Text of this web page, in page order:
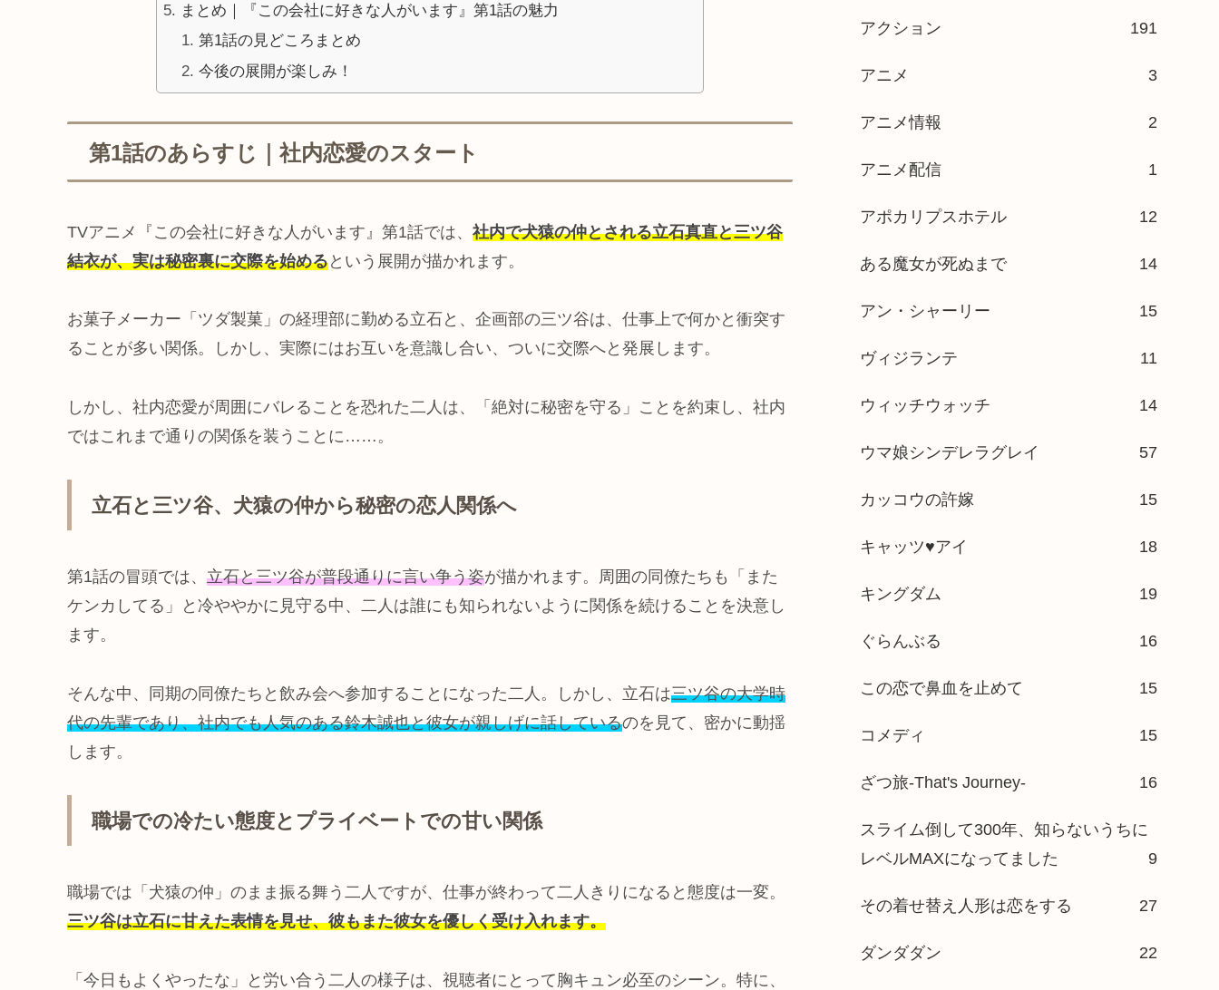
まとめ｜『この会社に好きな人がいます』第1話の魅力
第1話の見どころまとめ
今後の展開が楽しみ！
第1話のあらすじ｜社内恋愛のスタート
TVアニメ『この会社に好きな人がいます』第1話では、 社内で犬猿の仲とされる立石真直と三ツ谷
結衣が、実は秘密裏に交際を始めるという展開が描かれます。
お菓子メーカー「ツダ製菓」の経理部に勤める立石と、企画部の三ツ谷は、仕事上で何かと衝突す
ることが多い関係。しかし、実際にはお互いを意識し合い、ついに交際へと発展します。
しかし、社内恋愛が周囲にバレることを恐れた二人は、「絶対に秘密を守る」ことを約束し、社内
ではこれまで通りの関係を装うことに……。
立石と三ツ谷、犬猿の仲から秘密の恋人関係へ
第1話の冒頭では、 立石と三ツ谷が普段通りに言い争う姿が描かれます。周囲の同僚たちも「また
ケンカしてる」と冷ややかに見守る中、二人は誰にも知られないように関係を続けることを決意し
ます。
そんな中、同期の同僚たちと飲み会へ参加することになった二人。しかし、立石は三ツ谷の大学時
代の先輩であり、社内でも人気のある鈴木誠也と彼女が親しげに話しているのを見て、密かに動揺
します。
職場での冷たい態度とプライベートでの甘い関係
職場では「犬猿の仲」のまま振る舞う二人ですが、仕事が終わって二人きりになると態度は一変。
三ツ谷は立石に甘えた表情を見せ、彼もまた彼女を優しく受け入れます。
「今日もよくやったな」と労い合う二人の様子は、視聴者にとって胸キュン必至のシーン。特に、
アクション 191
アニメ 3
アニメ情報 2
アニメ配信 1
アポカリプスホテル 12
ある魔女が死ぬまで 14
アン・シャーリー 15
ヴィジランテ 11
ウィッチウォッチ 14
ウマ娘シンデレラグレイ 57
カッコウの許嫁 15
キャッツ♥アイ 18
キングダム 19
ぐらんぶる 16
この恋で鼻血を止めて 15
コメディ 15
ざつ旅-That's Journey- 16
スライム倒して300年、知らないうちに
レベルMAXになってました
9
その着せ替え人形は恋をする 27
ダンダダン 22